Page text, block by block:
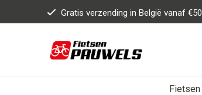
Gratis verzending in België vanaf €50
Fietsen